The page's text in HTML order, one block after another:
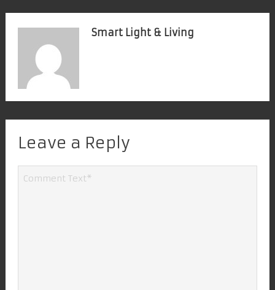
Smart Light & Living
Leave a Reply